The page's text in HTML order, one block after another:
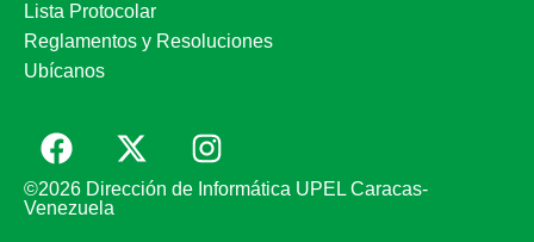
Lista Protocolar
Reglamentos y Resoluciones
Ubícanos
©2026 Dirección de Informática UPEL Caracas-
Venezuela